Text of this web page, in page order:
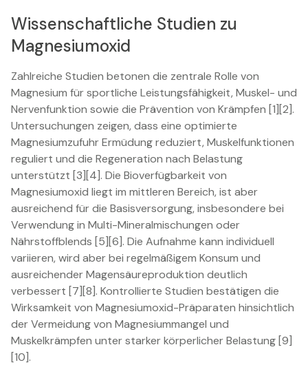
Wissenschaftliche Studien zu
Magnesiumoxid
Zahlreiche Studien betonen die zentrale Rolle von
Magnesium für sportliche Leistungsfähigkeit, Muskel- und
Nervenfunktion sowie die Prävention von Krämpfen [1][2].
Untersuchungen zeigen, dass eine optimierte
Magnesiumzufuhr Ermüdung reduziert, Muskelfunktionen
reguliert und die Regeneration nach Belastung
unterstützt [3][4]. Die Bioverfügbarkeit von
Magnesiumoxid liegt im mittleren Bereich, ist aber
ausreichend für die Basisversorgung, insbesondere bei
Verwendung in Multi-Mineralmischungen oder
Nährstoffblends [5][6]. Die Aufnahme kann individuell
variieren, wird aber bei regelmäßigem Konsum und
ausreichender Magensäureproduktion deutlich
verbessert [7][8]. Kontrollierte Studien bestätigen die
Wirksamkeit von Magnesiumoxid-Präparaten hinsichtlich
der Vermeidung von Magnesiummangel und
Muskelkrämpfen unter starker körperlicher Belastung [9]
[10].